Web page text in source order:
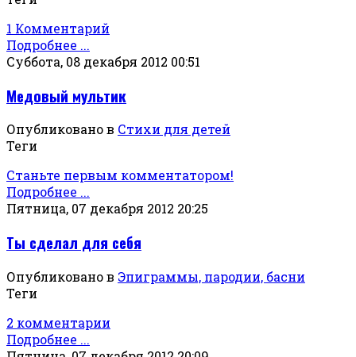
1 Комментарий
Подробнее ...
Суббота, 08 декабря 2012 00:51
Медовый мультик
Опубликовано в Стихи для детей
Теги
Станьте первым комментатором!
Подробнее ...
Пятница, 07 декабря 2012 20:25
Ты сделал для себя
Опубликовано в Эпиграммы, пародии, басни
Теги
2 комментарии
Подробнее ...